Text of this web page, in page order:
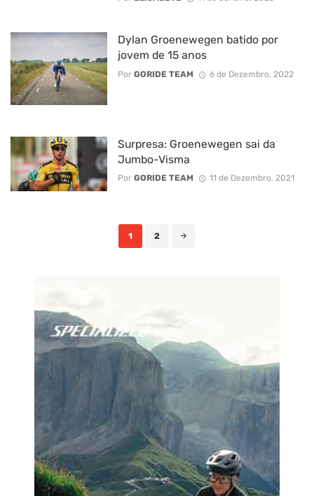
Dylan Groenewegen batido por
jovem de 15 anos
Por GORIDE TEAM 6 de Dezembro, 2022
Surpresa: Groenewegen sai da
Jumbo-Visma
Por GORIDE TEAM 11 de Dezembro, 2021
1 2